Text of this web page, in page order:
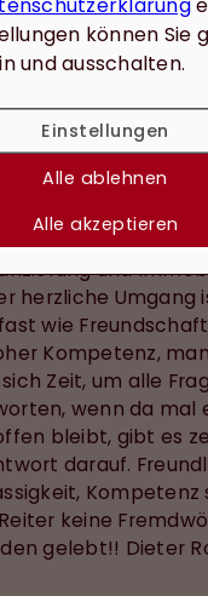
Rolle
die Firma Reiter &
100%
Herr und Frau
Team in allen
und
herzliche Umgang
wie
Kompetenz, man
Zeit, um alle
wenn da mal
bleibt, gibt es
darauf.
Kompetenz
keine
gelebt!! Dieter
können Sie
und ausschalten.
Einstellungen
Alle ablehnen
Alle akzeptieren